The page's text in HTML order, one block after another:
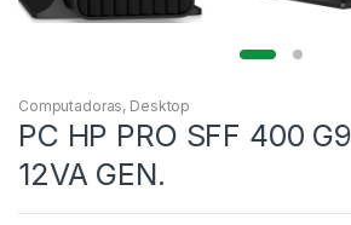
Computadoras, Desktop
PC HP PRO SFF 400
12VA GEN.